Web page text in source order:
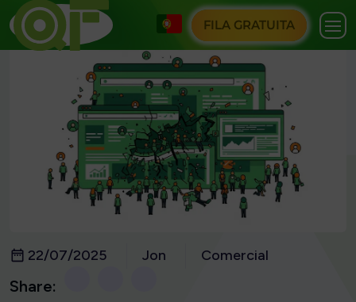
FILA GRATUITA
22/07/2025 Jon Comercial
Share: